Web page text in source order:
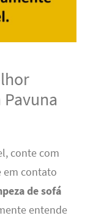
conte com
em contato
de sofá
entende